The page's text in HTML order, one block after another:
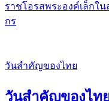
ราชโอรสพระองค์เล็กใ
กร
วันสำคัญของไทย
วันสำคัญของไท